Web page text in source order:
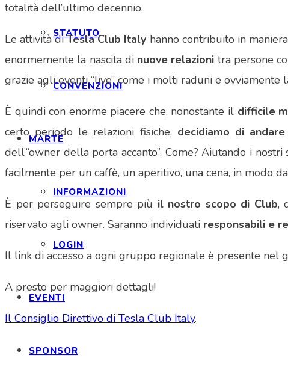
STATUTO
CONVENZIONI
MARTE
INFORMAZIONI
LOGIN
EVENTI
SPONSOR
totalità dell’ultimo decennio.
Le attività diTesla Club Italy hanno contribuito in
enormemente la nascita di nuove relazioni tra persone
grazie agli eventi “live” come i molti raduni e ovviamente
È quindi con enorme piacere che, nonostante il difficile
certo periodo le relazioni fisiche, decidiamo di
dell’“owner della porta accanto”. Come? Aiutando i
facilmente per un caffè, un aperitivo, una cena, in modo da
È per perseguire sempre più il nostro scopo di Club,
riservato agli owner. Saranno individuati responsabili e
Il link di accesso a ogni gruppo regionale è presente nel
A presto per maggiori dettagli!
Il Consiglio Direttivo di Tesla Club Italy.